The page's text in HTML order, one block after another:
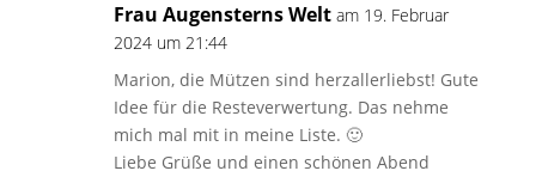
Frau Augensterns Welt am 19. Februar
2024 um 21:44
Marion, die Mützen sind herzallerliebst! Gute
Idee für die Resteverwertung. Das nehme
mich mal mit in meine Liste. 🙂
Liebe Grüße und einen schönen Abend